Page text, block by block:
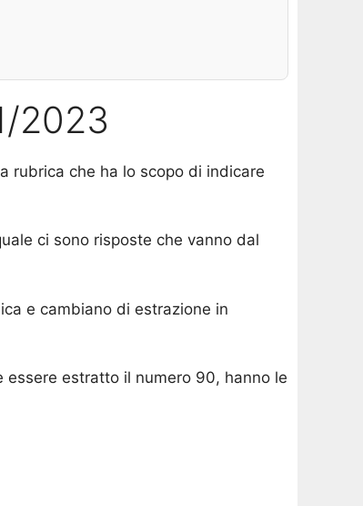
2023
rubrica che ha lo scopo di indicare
ci sono risposte che vanno dal
e cambiano di estrazione in
estratto il numero 90, hanno le